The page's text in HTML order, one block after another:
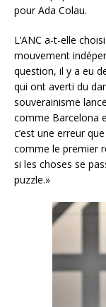
pour Ada Colau.
L’ANC a-t-elle
mouvement
question, il y a eu
qui ont averti du
souverainisme
comme Barcelona
c’est une erreur
comme le premier
si les choses se
puzzle.»